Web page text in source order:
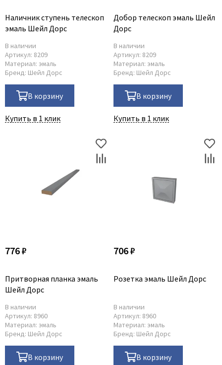
Наличник ступень телескоп
эмаль Шейл Дорс
В наличии
Артикул: 8209
Материал: эмаль
Бренд: Шейл Дорс
В корзину
Купить в 1 клик
Добор телескоп эмаль Шейл
Дорс
В наличии
Артикул: 8209
Материал: эмаль
Бренд: Шейл Дорс
В корзину
Купить в 1 клик
776 ₽
Притворная планка эмаль
Шейл Дорс
В наличии
Артикул: 8960
Материал: эмаль
Бренд: Шейл Дорс
В корзину
706 ₽
Розетка эмаль Шейл Дорс
В наличии
Артикул: 8960
Материал: эмаль
Бренд: Шейл Дорс
В корзину